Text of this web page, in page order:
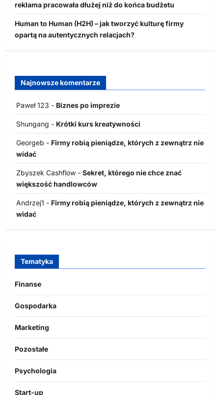
reklama pracowała dłużej niż do końca budżetu
Human to Human (H2H) – jak tworzyć kulturę firmy
opartą na autentycznych relacjach?
Najnowsze komentarze
Paweł 123 - Biznes po imprezie
Shungang - Krótki kurs kreatywności
Georgeb - Firmy robią pieniądze, których z zewnątrz nie
widać
Zbyszek Cashflow - Sekret, którego nie chce znać
większość handlowców
Andrzej1 - Firmy robią pieniądze, których z zewnątrz nie
widać
Tematyka
Finanse
Gospodarka
Marketing
Pozostałe
Psychologia
Start-up